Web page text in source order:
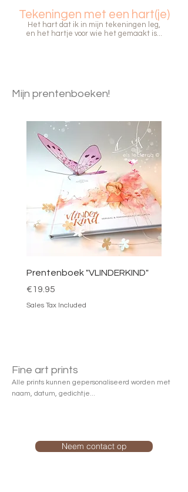
Tekeningen met een hart(je)
Het hart dat ik in mijn tekeningen leg,
en het hartje voor wie het gemaakt is.
Mijn prentenboeken!
Prentenboek "VLINDERKIND"
Price
€19.95
Sales Tax Included
Fine art prints
Alle prints kunnen gepersonaliseerd worden met
naam, datum, gedichtje...
Neem contact op